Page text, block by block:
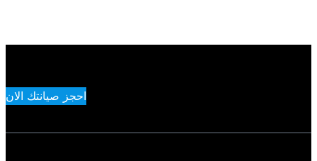
احجز صيانتك الان